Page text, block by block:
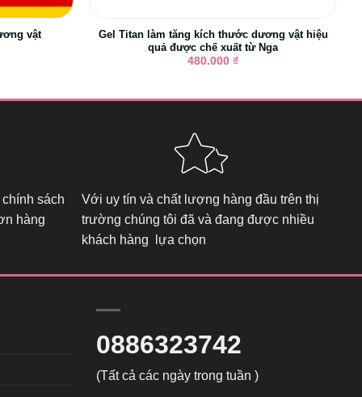
vật
Gel Titan làm tăng kích thước dương vật hiệu
quả được chế xuất từ Nga
480.000 ₫
sách
hàng
Với uy tín và chất lượng hàng đầu trên thị
trường chúng tôi đã và đang được nhiều
khách hàng lựa chọn
0886323742
(Tất cả các ngày trong tuần )